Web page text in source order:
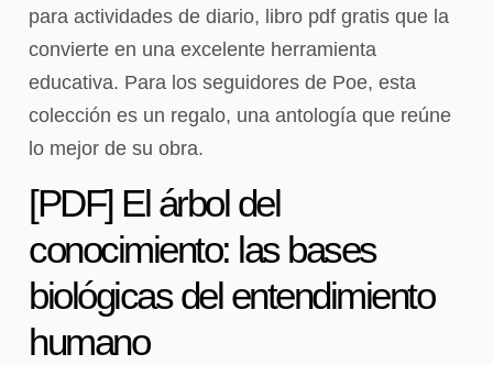
para actividades de diario, libro pdf gratis que la
convierte en una excelente herramienta
educativa. Para los seguidores de Poe, esta
colección es un regalo, una antología que reúne
lo mejor de su obra.
[PDF] El árbol del
conocimiento: las bases
biológicas del entendimiento
humano